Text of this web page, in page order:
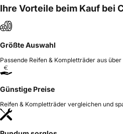
Ihre Vorteile beim Kauf bei
Größte Auswahl
Passende Reifen & Kompletträder aus
Günstige Preise
Reifen & Kompletträder vergleichen und